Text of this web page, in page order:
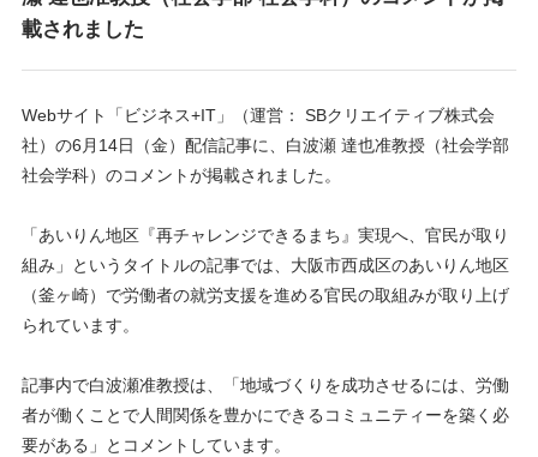
載されました
Webサイト「ビジネス+IT」（運営： SBクリエイティブ株式会
社）の6月14日（金）配信記事に、白波瀬 達也准教授（社会学部
社会学科）のコメントが掲載されました。
「あいりん地区『再チャレンジできるまち』実現へ、官民が取り
組み」というタイトルの記事では、大阪市西成区のあいりん地区
（釜ヶ崎）で労働者の就労支援を進める官民の取組みが取り上げ
られています。
記事内で白波瀬准教授は、「地域づくりを成功させるには、労働
者が働くことで人間関係を豊かにできるコミュニティーを築く必
要がある」とコメントしています。